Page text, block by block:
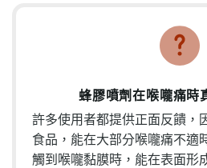
蜂膠噴劑在喉嚨痛時
許多使用者都提供正面反饋，
食品，能在大部分喉嚨痛不適
觸到喉嚨黏膜時，能在表面形